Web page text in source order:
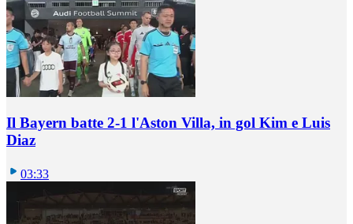
Il Bayern batte 2-1 l'Aston Villa, in gol Kim e Luis
Diaz
03:33